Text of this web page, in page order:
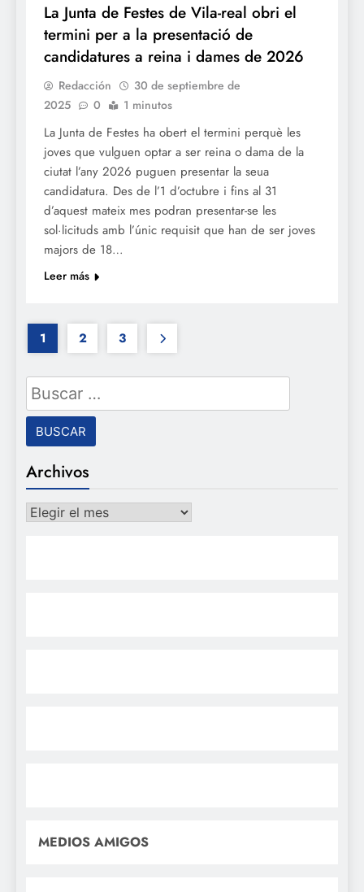
La Junta de Festes de Vila-real obri el
termini per a la presentació de
candidatures a reina i dames de 2026
Redacción
30 de septiembre de
2025
0 1 minutos
La Junta de Festes ha obert el termini perquè les
joves que vulguen optar a ser reina o dama de la
ciutat l’any 2026 puguen presentar la seua
candidatura. Des de l’1 d’octubre i fins al 31
d’aquest mateix mes podran presentar-se les
sol·licituds amb l’únic requisit que han de ser joves
majors de 18…
Leer más
1 2 3
Buscar:
Archivos
Archivos
MEDIOS AMIGOS